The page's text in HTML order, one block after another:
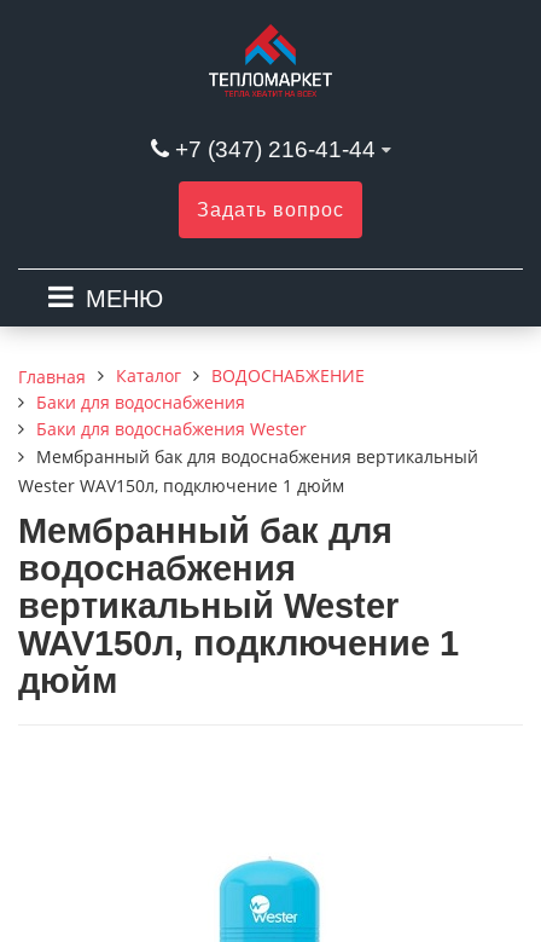
+7 (347) 216-41-44
Задать вопрос
МЕНЮ
Главная Каталог
ВОДОСНАБЖЕНИЕ
Баки для водоснабжения
Баки для водоснабжения Wester
Мембранный бак для водоснабжения вертикальный
Wester WAV150л, подключение 1 дюйм
Мембранный бак для
водоснабжения
вертикальный Wester
WAV150л, подключение 1
дюйм